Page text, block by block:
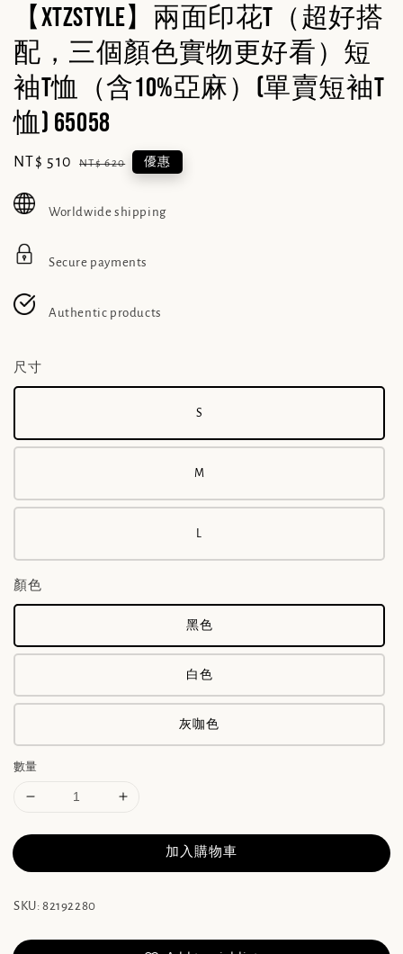
【XTZSTYLE】兩面印花t（超好搭
配，三個顏色實物更好看）短
袖T恤（含10%亞麻）(單賣短袖T
恤) 65058
Sale
NT$ 510 Regular
NT$ 620 優惠
Worldwide shipping
Secure payments
Authentic products
尺寸
S
M
L
顏色
黑色
白色
灰咖色
數量
加入購物車
SKU: 82192280